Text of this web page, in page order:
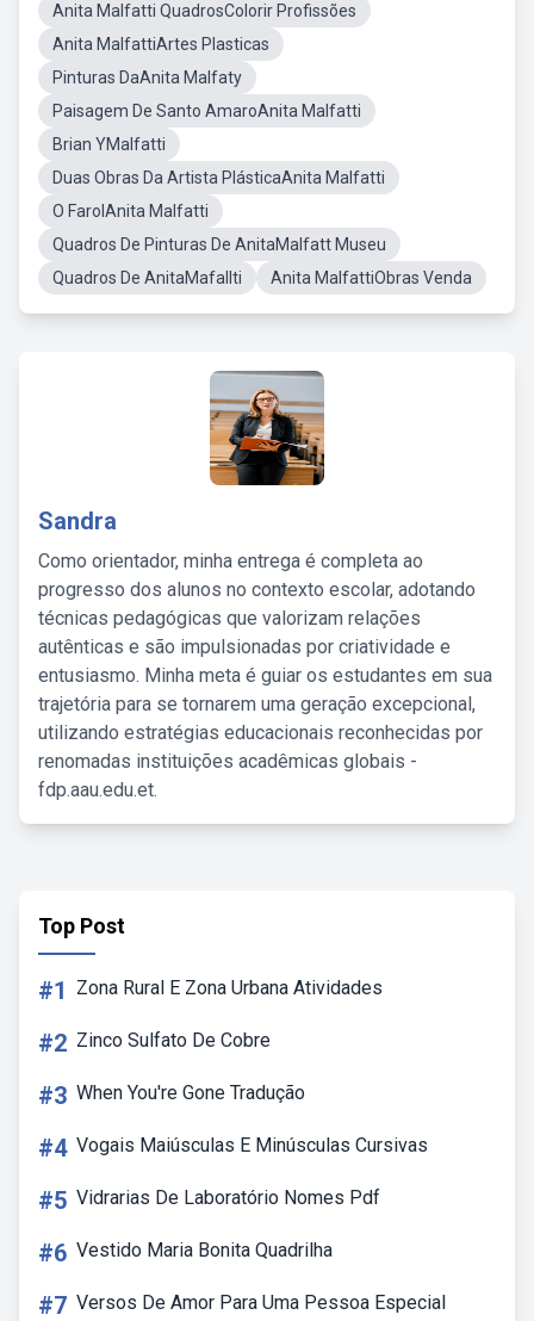
Anita Malfatti QuadrosColorir Profissões
Anita MalfattiArtes Plasticas
Pinturas DaAnita Malfaty
Paisagem De Santo AmaroAnita Malfatti
Brian YMalfatti
Duas Obras Da Artista PlásticaAnita Malfatti
O FarolAnita Malfatti
Quadros De Pinturas De AnitaMalfatt Museu
Quadros De AnitaMafallti
Anita MalfattiObras Venda
Sandra
Como orientador, minha entrega é completa ao
progresso dos alunos no contexto escolar, adotando
técnicas pedagógicas que valorizam relações
autênticas e são impulsionadas por criatividade e
entusiasmo. Minha meta é guiar os estudantes em sua
trajetória para se tornarem uma geração excepcional,
utilizando estratégias educacionais reconhecidas por
renomadas instituições acadêmicas globais -
fdp.aau.edu.et.
Top Post
#1 Zona Rural E Zona Urbana Atividades
#2 Zinco Sulfato De Cobre
#3 When You're Gone Tradução
#4 Vogais Maiúsculas E Minúsculas Cursivas
#5 Vidrarias De Laboratório Nomes Pdf
#6 Vestido Maria Bonita Quadrilha
#7 Versos De Amor Para Uma Pessoa Especial